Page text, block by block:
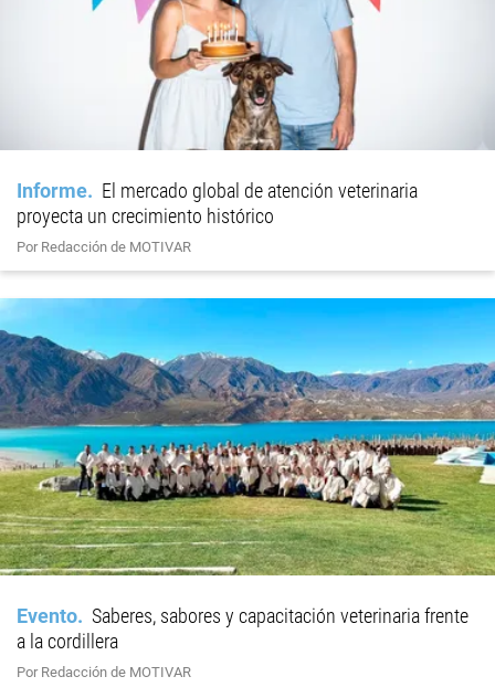
Informe
El mercado global de atención veterinaria
proyecta un crecimiento histórico
Por Redacción de MOTIVAR
Evento
Saberes, sabores y capacitación veterinaria frente
a la cordillera
Por Redacción de MOTIVAR